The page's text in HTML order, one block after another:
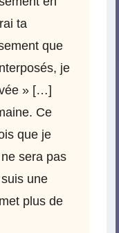
ta
que
je
» […]
Ce
que je
sera pas
une
plus de